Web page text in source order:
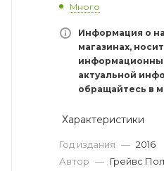
Много
Информация о
магазинах, носит
актуальной
обращайтесь в
Характеристики
Год издания — 2016
Автор — Грейвс